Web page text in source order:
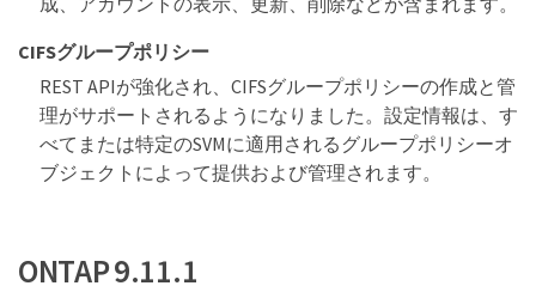
CIFSグループポリシー
REST APIが強化され、CIFSグループポリシーの作成と管
理がサポートされるようになりました。設定情報は、す
べてまたは特定のSVMに適用されるグループポリシーオ
ブジェクトによって提供および管理されます。
ONTAP 9.11.1